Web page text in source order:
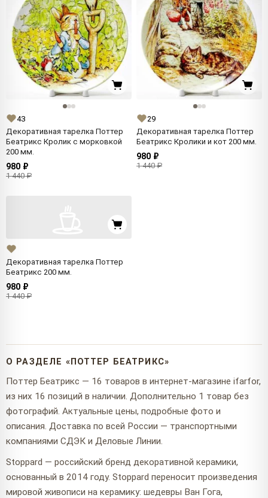
43
Декоративная тарелка Поттер
Беатрикс Кролик с морковкой
200 мм.
980 ₽
1 440 ₽
29
Декоративная тарелка Поттер
Беатрикс Кролики и кот 200 мм.
980 ₽
1 440 ₽
Декоративная тарелка Поттер
Беатрикс 200 мм.
980 ₽
1 440 ₽
О РАЗДЕЛЕ «ПОТТЕР БЕАТРИКС»
Поттер Беатрикс — 16 товаров в интернет-магазине ifarfor,
из них 16 позиций в наличии. Дополнительно 1 товар без
фотографий. Актуальные цены, подробные фото и
описания. Доставка по всей России — транспортными
компаниями СДЭК и Деловые Линии.
Stoppard — российский бренд декоративной керамики,
основанный в 2014 году. Stoppard переносит произведения
мировой живописи на керамику: шедевры Ван Гога,